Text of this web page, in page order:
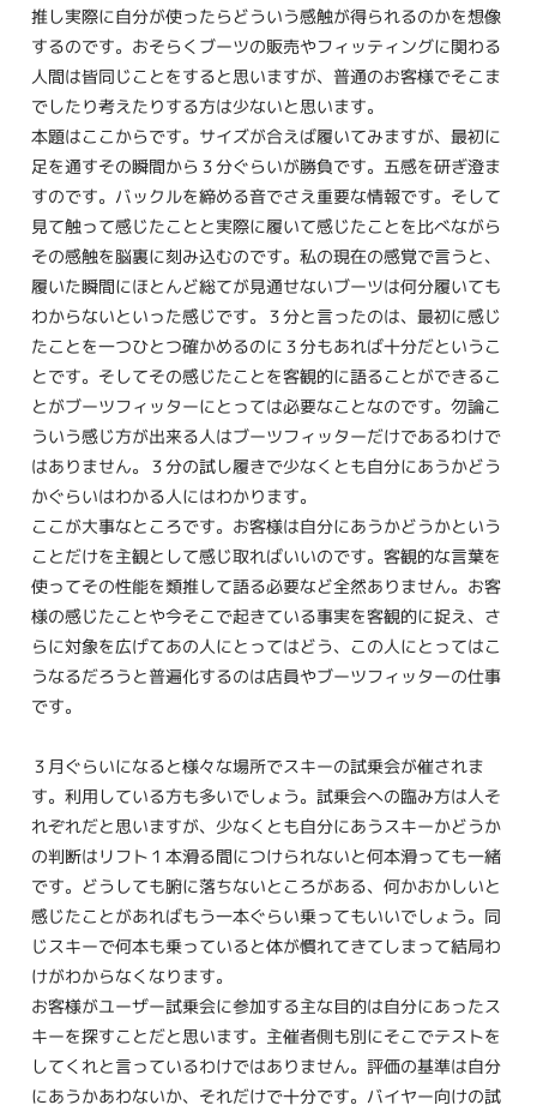
推し実際に自分が使ったらどういう感触が得られるのかを想像
するのです。おそらくブーツの販売やフィッティングに関わる
人間は皆同じことをすると思いますが、普通のお客様でそこま
でしたり考えたりする方は少ないと思います。
本題はここからです。サイズが合えば履いてみますが、最初に
足を通すその瞬間から３分ぐらいが勝負です。五感を研ぎ澄ま
すのです。バックルを締める音でさえ重要な情報です。そして
見て触って感じたことと実際に履いて感じたことを比べながら
その感触を脳裏に刻み込むのです。私の現在の感覚で言うと、
履いた瞬間にほとんど総てが見通せないブーツは何分履いても
わからないといった感じです。３分と言ったのは、最初に感じ
たことを一つひとつ確かめるのに３分もあれば十分だというこ
とです。そしてその感じたことを客観的に語ることができるこ
とがブーツフィッターにとっては必要なことなのです。勿論こ
ういう感じ方が出来る人はブーツフィッターだけであるわけで
はありません。３分の試し履きで少なくとも自分にあうかどう
かぐらいはわかる人にはわかります。
ここが大事なところです。お客様は自分にあうかどうかという
ことだけを主観として感じ取ればいいのです。客観的な言葉を
使ってその性能を類推して語る必要など全然ありません。お客
様の感じたことや今そこで起きている事実を客観的に捉え、さ
らに対象を広げてあの人にとってはどう、この人にとってはこ
うなるだろうと普遍化するのは店員やブーツフィッターの仕事
です。
３月ぐらいになると様々な場所でスキーの試乗会が催されま
す。利用している方も多いでしょう。試乗会への臨み方は人そ
れぞれだと思いますが、少なくとも自分にあうスキーかどうか
の判断はリフト１本滑る間につけられないと何本滑っても一緒
です。どうしても腑に落ちないところがある、何かおかしいと
感じたことがあればもう一本ぐらい乗ってもいいでしょう。同
じスキーで何本も乗っていると体が慣れてきてしまって結局わ
けがわからなくなります。
お客様がユーザー試乗会に参加する主な目的は自分にあったス
キーを探すことだと思います。主催者側も別にそこでテストを
してくれと言っているわけではありません。評価の基準は自分
にあうかあわないか、それだけで十分です。バイヤー向けの試